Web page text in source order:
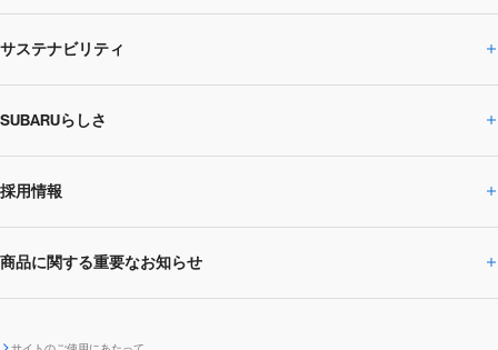
SUBARU 2025方針
事業所・関係会社
ニュースリリース
閉じる
株主・投資家の皆様へトップ
企業・経営
IRライブラリー
株主・投資家サポート
サステナビリティ
サステナビリティトップ
CEOサステナビリティ
環境
ガバナンス
SUBARUらしさ
SUBARUらしさトップ
SUBARUびと
SUBARUデザイン
採用情報
採用情報トップ
商品に関する重要なお知らせ